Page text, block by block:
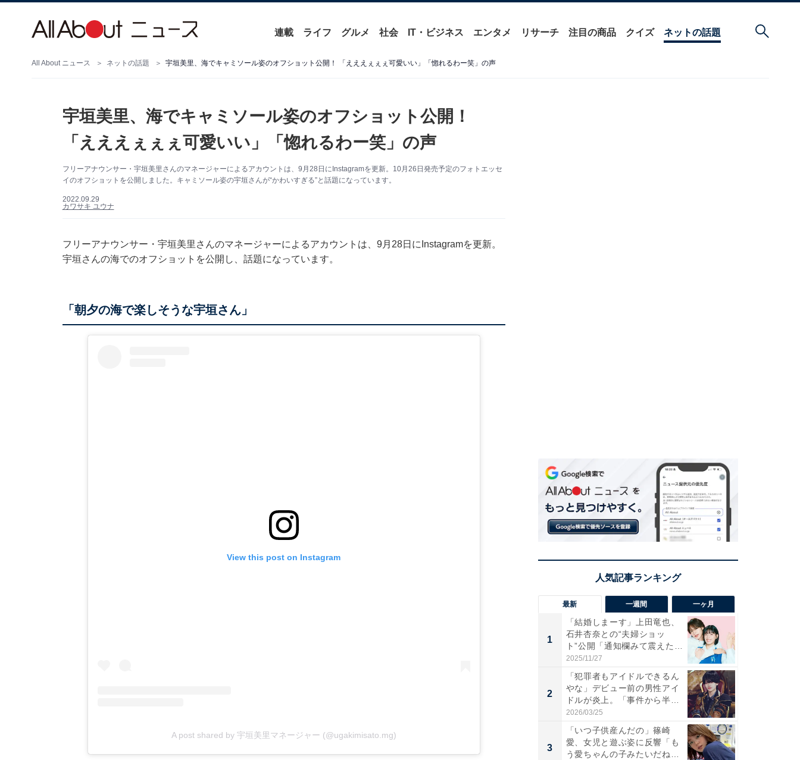
連載 ライフ グルメ 社会 IT・ビジネス エンタメ リサーチ 注目の商品 クイズ ネットの話題
All About ニュース ネットの話題 宇垣美里、海でキャミソール姿のオフショット公開！ 「えええぇぇぇ可愛いい」「惚れるわー笑」の声
宇垣美里、海でキャミソール姿のオフショット公開！
「えええぇぇぇ可愛いい」「惚れるわー笑」の声
フリーアナウンサー・宇垣美里さんのマネージャーによるアカウントは、9月28日にInstagramを更新。10月26日発売予定のフォトエッセ
イのオフショットを公開しました。キャミソール姿の宇垣さんが“かわいすぎる”と話題になっています。
2022.09.29
カワサキ ユウナ
フリーアナウンサー・宇垣美里さんのマネージャーによるアカウントは、9月28日にInstagramを更新。
宇垣さんの海でのオフショットを公開し、話題になっています。
「朝夕の海で楽しそうな宇垣さん」
View this post on Instagram
A post shared by 宇垣美里マネージャー (@ugakimisato.mg)
最新 一週間 一ヶ月
1
「結婚しまーす」上田竜也、
石井杏奈との“夫婦ショッ
ト”公開「通知欄みて震えた」
「...
2025/11/27
2
「犯罪者もアイドルできるん
やな」デビュー前の男性アイ
ドルが炎上。「事件から半年
も...
2026/03/25
3
「いつ子供産んだの」篠崎
愛、女児と遊ぶ姿に反響「も
う愛ちゃんの子みたいだね」